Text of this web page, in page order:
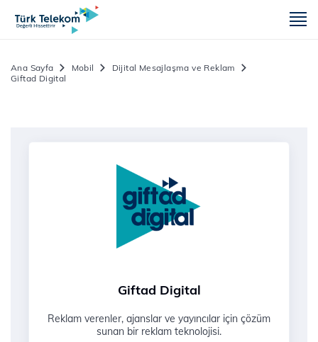
Ana Sayfa Mobil
Dijital Mesajlaşma ve Reklam
Giftad Digital
Giftad Digital
Reklam verenler, ajanslar ve yayıncılar için çözüm
sunan bir reklam teknolojisi.